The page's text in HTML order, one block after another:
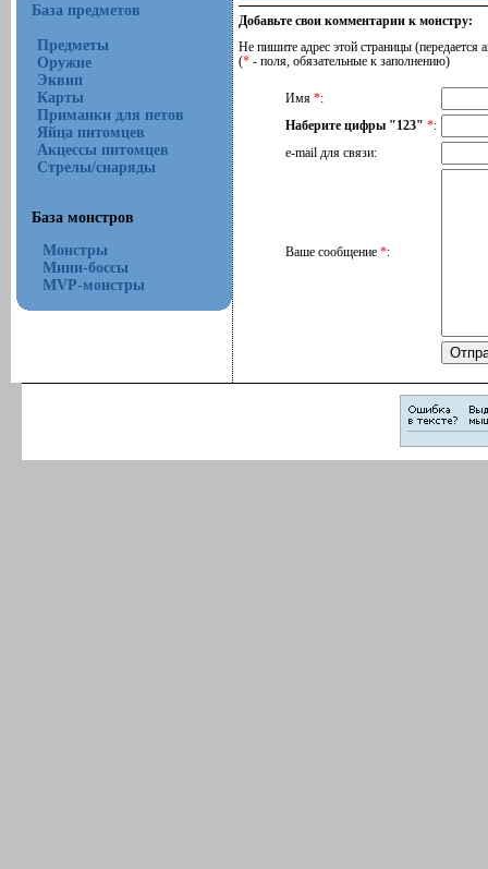
База предметов
Предметы
Оружие
Эквип
Карты
Приманки для петов
Яйца питомцев
Акцессы питомцев
Стрелы/снаряды
База монстров
Монстры
Мини-боссы
MVP-монстры
Добавьте свои комментарии к монстру:
Не пишите адрес этой страницы
(* - поля, обязательные к заполнению)
Имя*:
Наберите цифры "123" *:
e-mail для связи:
Ваше сообщение*: